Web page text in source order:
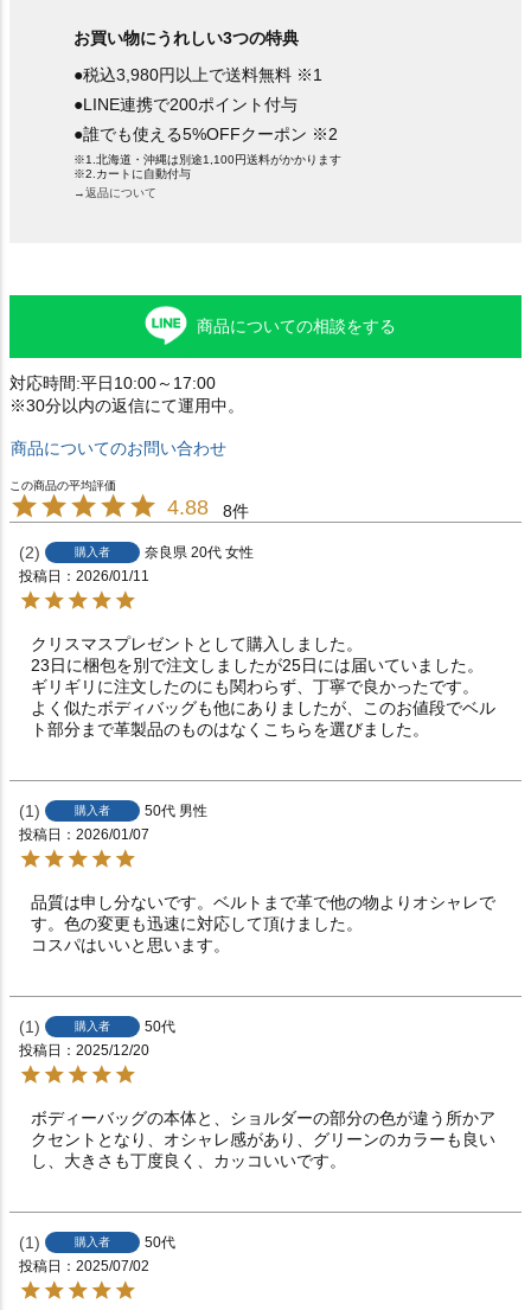
お買い物にうれしい3つの特典
●税込3,980円以上で送料無料 ※1
●LINE連携で200ポイント付与
●誰でも使える5%OFFクーポン ※2
※1.北海道・沖縄は別途1,100円送料がかかります
※2.カートに自動付与
→返品について
商品についての相談をする
対応時間:平日10:00～17:00
※30分以内の返信にて運用中。
商品についてのお問い合わせ
4.88 8
2 購入者 奈良県 20代 女性
投稿日
2026/01/11
クリスマスプレゼントとして購入しました。
23日に梱包を別で注文しましたが25日には届いていました。
ギリギリに注文したのにも関わらず、丁寧で良かったです。
よく似たボディバッグも他にありましたが、このお値段でベル
ト部分まで革製品のものはなくこちらを選びました。
1 購入者 50代 男性
投稿日
2026/01/07
品質は申し分ないです。ベルトまで革で他の物よりオシャレで
す。色の変更も迅速に対応して頂けました。
コスパはいいと思います。
1 購入者
50代
投稿日
2025/12/20
ボディーバッグの本体と、ショルダーの部分の色が違う所かア
クセントとなり、オシャレ感があり、グリーンのカラーも良い
し、大きさも丁度良く、カッコいいです。
1 購入者
50代
投稿日
2025/07/02